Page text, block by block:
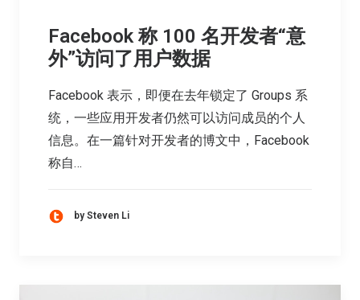
Facebook 称 100 名开发者“意
外”访问了用户数据
Facebook 表示，即便在去年锁定了 Groups 系
统，一些应用开发者仍然可以访问成员的个人
信息。在一篇针对开发者的博文中，Facebook
称自…
by Steven Li